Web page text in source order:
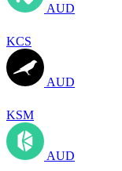
AUD
KCS
AUD
KSM
AUD